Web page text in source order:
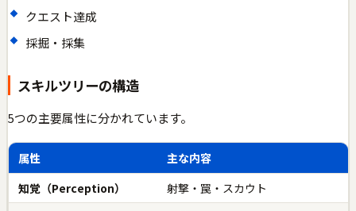
クエスト達成
採掘・採集
スキルツリーの構造
5つの主要属性に分かれています。
属性
主な内容
知覚（Perception）
射撃・罠・スカウト